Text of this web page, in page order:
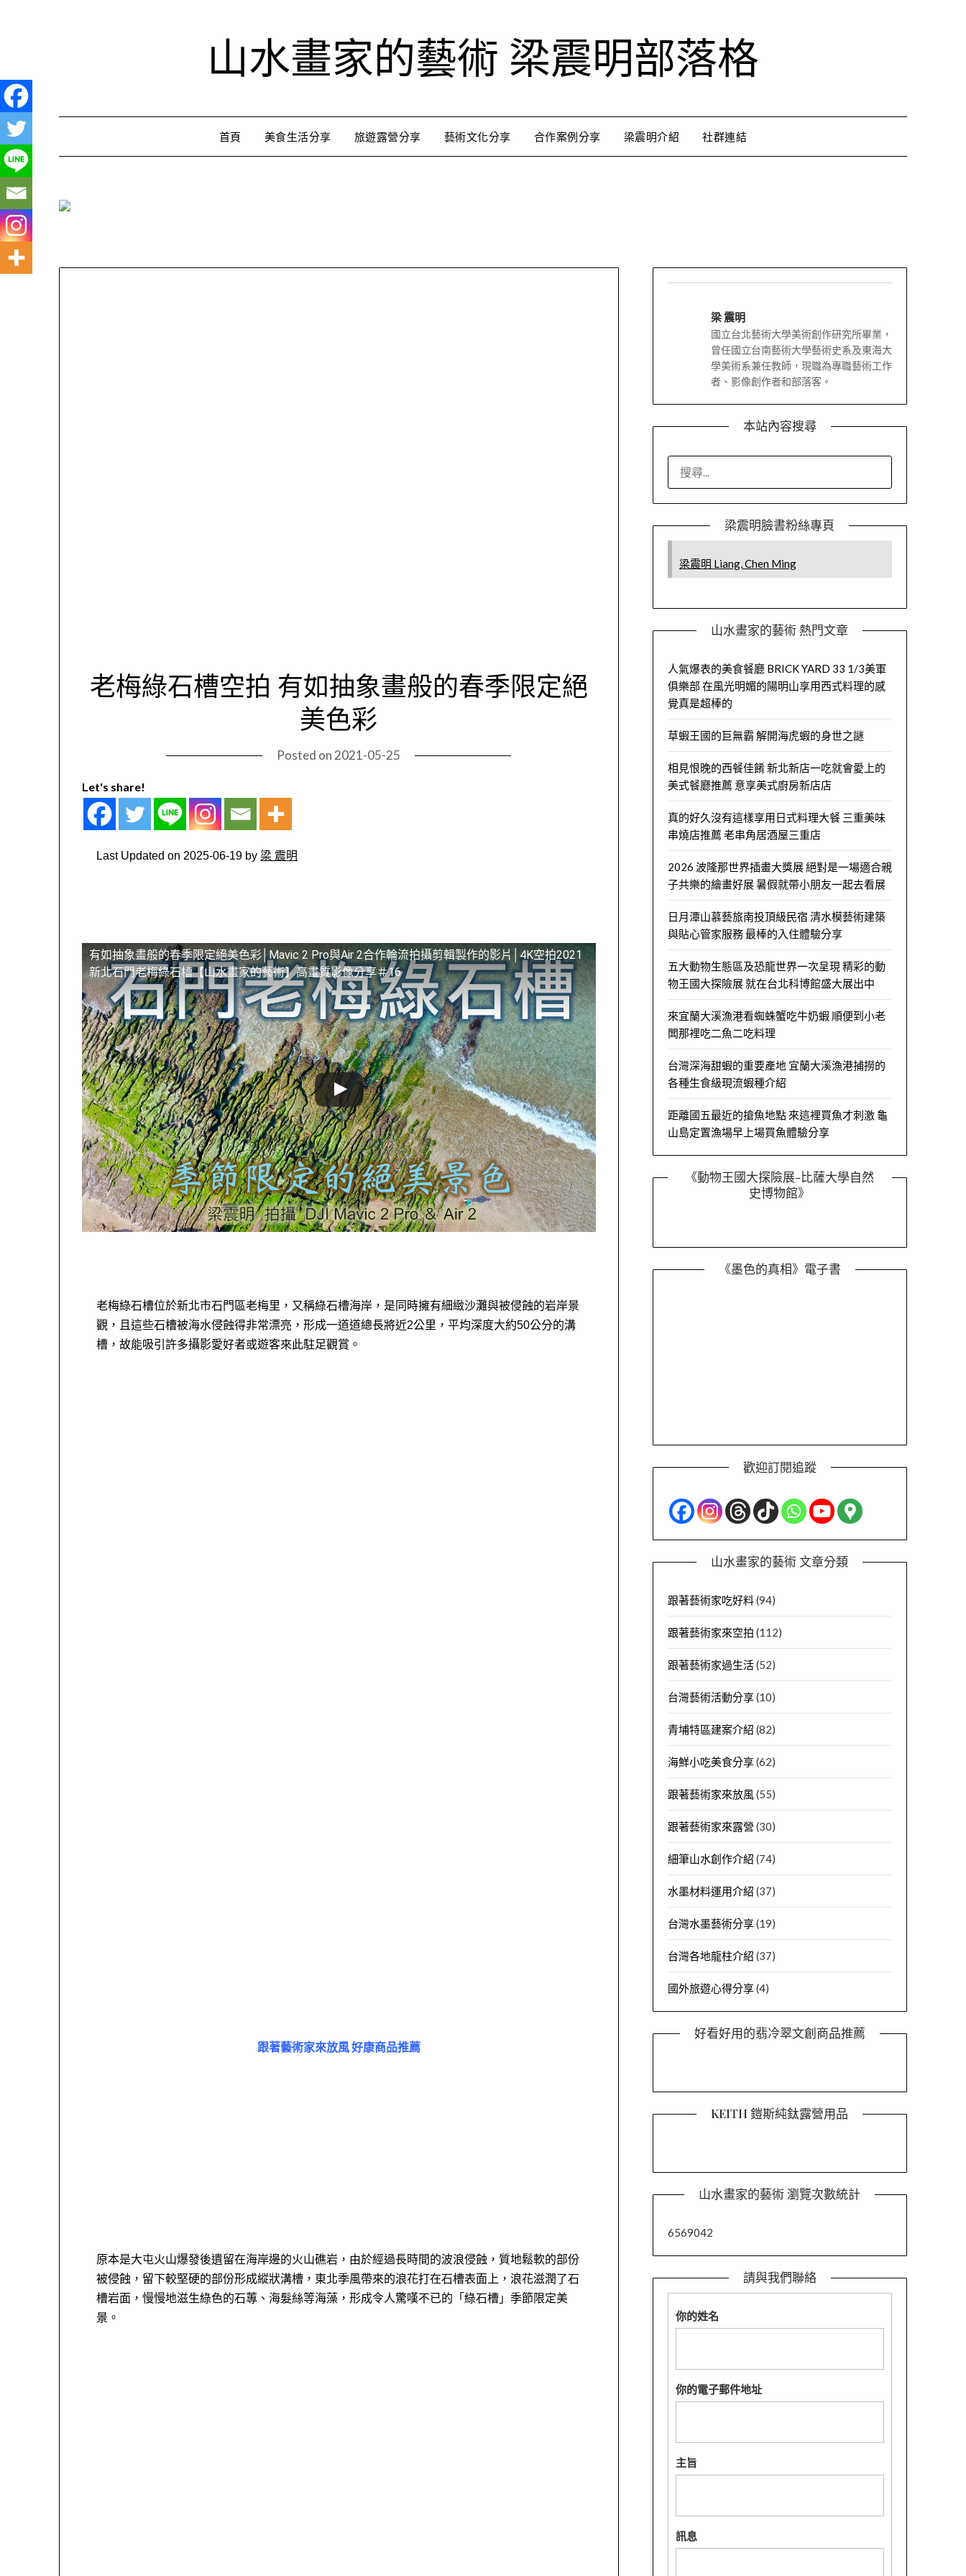
山水畫家的藝術 梁震明部落格
首頁 美食生活分享 旅遊露營分享 藝術文化分享 合作案例分享 梁震明介紹 社群連結
老梅綠石槽空拍 有如抽象畫般的春季限定絕
美色彩
Posted on2021-05-25
Let's share!
Last Updated on 2025-06-19 by 梁 震明
有如抽象畫般的春季限定絕美色彩│Mavic 2 Pro與Air 2合作輪流拍攝剪輯製作的影片│4K空拍2021
新北石門老梅綠石槽【山水畫家的藝術】高畫質影像分享＃16
老梅綠石槽位於新北市石門區老梅里，又稱綠石槽海岸，是同時擁有細緻沙灘與被侵蝕的岩岸景
觀，且這些石槽被海水侵蝕得非常漂亮，形成一道道總長將近2公里，平均深度大約50公分的溝
槽，故能吸引許多攝影愛好者或遊客來此駐足觀賞。
跟著藝術家來放風 好康商品推薦
原本是大屯火山爆發後遺留在海岸邊的火山礁岩，由於經過長時間的波浪侵蝕，質地鬆軟的部份
被侵蝕，留下較堅硬的部份形成縱狀溝槽，東北季風帶來的浪花打在石槽表面上，浪花滋潤了石
槽岩面，慢慢地滋生綠色的石蓴、海髮絲等海藻，形成令人驚嘆不已的「綠石槽」季節限定美
景。
梁 震明
國立台北藝術大學美術創作研究所畢業，
曾任國立台南藝術大學藝術史系及東海大
學美術系兼任教師，現職為專職藝術工作
者、影像創作者和部落客。
本站內容搜尋
梁震明臉書粉絲專頁
梁震明 Liang, Chen Ming
山水畫家的藝術 熱門文章
人氣爆表的美食餐廳 BRICK YARD 33 1/3美軍
俱樂部 在風光明媚的陽明山享用西式料理的感
覺真是超棒的
草蝦王國的巨無霸 解開海虎蝦的身世之謎
相見恨晚的西餐佳餚 新北新店一吃就會愛上的
美式餐廳推薦 意享美式廚房新店店
真的好久沒有這樣享用日式料理大餐 三重美味
串燒店推薦 老串角居酒屋三重店
2026 波隆那世界插畫大獎展 絕對是一場適合親
子共樂的繪畫好展 暑假就帶小朋友一起去看展
日月潭山慕藝旅南投頂級民宿 清水模藝術建築
與貼心管家服務 最棒的入住體驗分享
五大動物生態區及恐龍世界一次呈現 精彩的動
物王國大探險展 就在台北科博館盛大展出中
來宜蘭大溪漁港看蜘蛛蟹吃牛奶蝦 順便到小老
闆那裡吃二魚二吃料理
台灣深海甜蝦的重要產地 宜蘭大溪漁港捕撈的
各種生食級現流蝦種介紹
距離國五最近的搶魚地點 來這裡買魚才刺激 龜
山島定置漁場早上場買魚體驗分享
《動物王國大探險展-比薩大學自然
史博物館》
《墨色的真相》電子書
歡迎訂閱追蹤
山水畫家的藝術 文章分類
跟著藝術家吃好料(94)
跟著藝術家來空拍 (112)
跟著藝術家過生活(52)
台灣藝術活動分享 (10)
青埔特區建案介紹 (82)
海鮮小吃美食分享 (62)
跟著藝術家來放風 (55)
跟著藝術家來露營 (30)
細筆山水創作介紹 (74)
水墨材料運用介紹 (37)
台灣水墨藝術分享 (19)
台灣各地龍柱介紹 (37)
國外旅遊心得分享 (4)
好看好用的翡冷翠文創商品推薦
KEITH 鎧斯純鈦露營用品
山水畫家的藝術 瀏覽次數統計
6569042
請與我們聯絡
你的姓名
你的電子郵件地址
主旨
訊息